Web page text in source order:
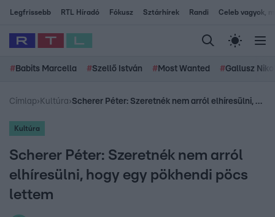
Legfrissebb RTL Híradó Fókusz Sztárhírek Randi Celeb vagyok,
# Babits Marcella #Szellő István # Most Wanted #Gallusz
Címlap› Kultúra› Scherer Péter: Szeretnék nem arról elhíresülni, hogy egy pökhendi pöcs lettem
Kultúra
Scherer Péter: Szeretnék nem arról
elhíresülni, hogy egy pökhendi pöcs
lettem